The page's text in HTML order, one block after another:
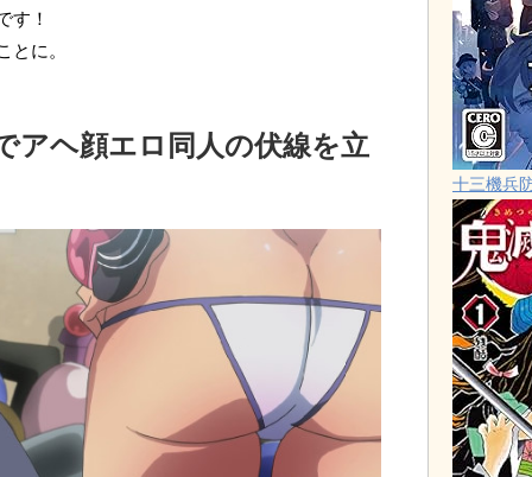
す！
とに。
アヘ顔エロ同人の伏線を立
十三機兵